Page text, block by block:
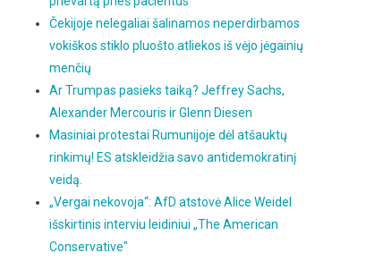
Čekijoje nelegaliai šalinamos neperdirbamos
vokiškos stiklo pluošto atliekos iš vėjo jėgainių
menčių
Ar Trumpas pasieks taiką? Jeffrey Sachs,
Alexander Mercouris ir Glenn Diesen
Masiniai protestai Rumunijoje dėl atšauktų
rinkimų! ES atskleidžia savo antidemokratinį
veidą.
„Vergai nekovoja“: AfD atstovė Alice Weidel
išskirtinis interviu leidiniui „The American
Conservative"